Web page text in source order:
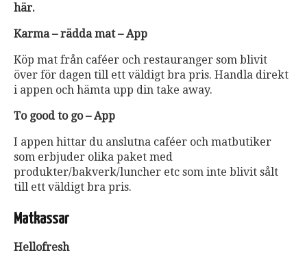
här.
Karma – rädda mat – App
Köp mat från caféer och restauranger som blivit
över för dagen till ett väldigt bra pris. Handla direkt
i appen och hämta upp din take away.
To good to go – App
I appen hittar du anslutna caféer och matbutiker
som erbjuder olika paket med
produkter/bakverk/luncher etc som inte blivit sålt
till ett väldigt bra pris.
Matkassar
Hellofresh